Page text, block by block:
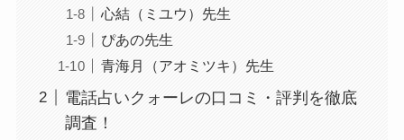
心結（ミユウ）先生
ぴあの先生
青海月（アオミツキ）先生
電話占いクォーレの口コミ・評判を徹底
調査！